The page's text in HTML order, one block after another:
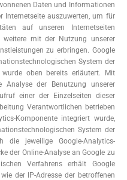
Daten und Informationen
Internetseite auszuwerten, um für
auf unseren Internetseiten
weitere mit der Nutzung unserer
zu erbringen. Google
System der
oben bereits erläutert. Mit
Analyse der Benutzung unserer
einer der Einzelseiten dieser
Verantwortlichen betrieben
Komponente integriert wurde,
System der
die jeweilige Google-Analytics-
der Online-Analyse an Google zu
Verfahrens erhält Google
der IP-Adresse der betroffenen